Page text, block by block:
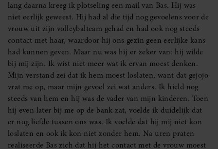
lang daarna kreeg ik plotseling een mail van Bas. Hij was
niet eerlijk geweest. Hij had al die tijd nog gevoelens voor de
vrouw uit zijn volleybalteam gehad en had ook nog steeds
contact met haar, waardoor hij ons gezin geen eerlijke kans
had kunnen geven. Maar nu was hij er zeker van: hij wilde
bij mij zijn. Ik wist niet meer wat ik ervan moest denken.
Mijn verstand zei dat ik hem moest loslaten, want dat gejojo
vrat me op, maar mijn gevoel zei wat anders. Ik hield nog
steeds van hem en hij was de vader van mijn kinderen. Toen
hij even later bij me op de bank zat, voelde ik duidelijk dat
er nog liefde tussen ons was. Ik voelde dat hij mij niet kon
loslaten en ook ik kon niet zonder hem. Na uren praten
realiseerde Bas zich dat hij het contact met de vrouw moest